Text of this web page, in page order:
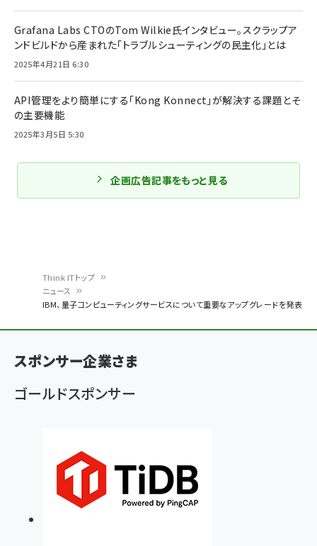
ン
く
ず
Think ITトップ
ニュース
IBM、量子コンピューティングサービスについて重要なアップグレードを発表
Grafana Labs CTOのTom Wilkie氏インタビュー。スクラップア
ンドビルドから産まれた「トラブルシューティングの民主化」とは
2025年4月21日 6:30
API管理をより簡単にする「Kong Konnect」が解決する課題とそ
の主要機能
2025年3月5日 5:30
企画広告記事をもっと見る
スポンサー企業さま
ゴールドスポンサー